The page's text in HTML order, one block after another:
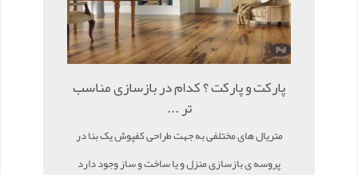
پارکت و پارکت ؟ کدام در بازسازی مناسب
تر ...
متریال های مختلفی به جهت طراحی کفپوش یک بنا در
پروسه ی بازسازی منزل و یا ساخت و ساز وجود دارد